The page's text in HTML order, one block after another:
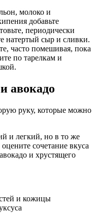
молоко и
добавьте
периодически
натертый сыр и сливки.
часто помешивая, пока
по тарелкам и
авокадо
и легкий, но в то же
сочетание вкуса
и хрустящего
и кожицы